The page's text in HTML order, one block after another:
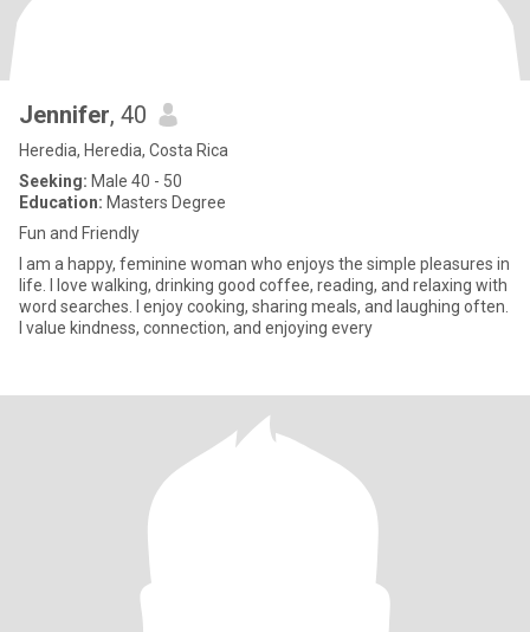
Jennifer, 40
Heredia, Heredia, Costa Rica
Seeking: Male 40 - 50
Education: Masters Degree
Fun and Friendly
I am a happy, feminine woman who enjoys the simple pleasures in
life. I love walking, drinking good coffee, reading, and relaxing with
word searches. I enjoy cooking, sharing meals, and laughing often.
I value kindness, connection, and enjoying every